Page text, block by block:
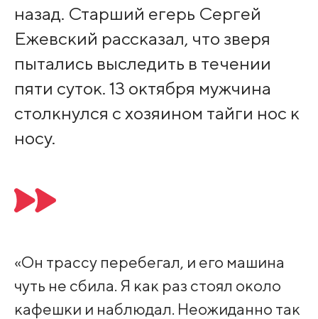
назад. Старший егерь Сергей
Ежевский рассказал, что зверя
пытались выследить в течении
пяти суток. 13 октября мужчина
столкнулся с хозяином тайги нос к
носу.
«Он трассу перебегал, и его машина
чуть не сбила. Я как раз стоял около
кафешки и наблюдал. Неожиданно так